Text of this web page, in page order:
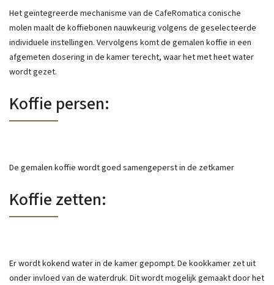
Het geïntegreerde mechanisme van de CafeRomatica conische
molen maalt de koffiebonen nauwkeurig volgens de geselecteerde
individuele instellingen. Vervolgens komt de gemalen koffie in een
afgemeten dosering in de kamer terecht, waar het met heet water
wordt gezet.
Koffie persen:
De gemalen koffie wordt goed samengeperst in de zetkamer
Koffie zetten:
Er wordt kokend water in de kamer gepompt. De kookkamer zet uit
onder invloed van de waterdruk. Dit wordt mogelijk gemaakt door het